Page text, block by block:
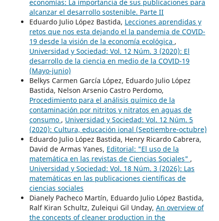
economías: La importancia de sus publicaciones para
alcanzar el desarrollo sostenible. Parte II
Eduardo Julio López Bastida, Lecciones aprendidas y
retos que nos esta dejando el la pandemia de COVID-
19 desde la visión de la economía ecológica ,
Universidad y Sociedad: Vol. 12 Núm. 3 (2020): El
desarrollo de la ciencia en medio de la COVID-19
(Mayo-junio)
Belkys Carmen García López, Eduardo Julio López
Bastida, Nelson Arsenio Castro Perdomo,
Procedimiento para el análisis químico de la
contaminación por nitritos y nitratos en aguas de
consumo , Universidad y Sociedad: Vol. 12 Núm. 5
(2020): Cultura, educación ional (Septiembre-octubre)
Eduardo Julio López Bastida, Henry Ricardo Cabrera,
David de Armas Yanes, Editorial: "El uso de la
matemática en las revistas de Ciencias Sociales" ,
Universidad y Sociedad: Vol. 18 Núm. 3 (2026): Las
matemáticas en las publicaciones científicas de
ciencias sociales
Dianely Pacheco Martín, Eduardo Julio López Bastida,
Ralf Kiran Schultz, Zuleiqui Gil Unday, An overview of
the concepts of cleaner production in the